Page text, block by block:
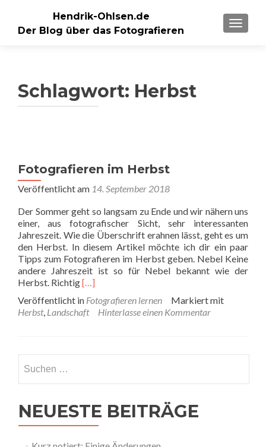
Hendrik-Ohlsen.de
Der Blog über das Fotografieren
Schlagwort: Herbst
Fotografieren im Herbst
Veröffentlicht am 14. September 2018
Der Sommer geht so langsam zu Ende und wir nähern uns
einer, aus fotografischer Sicht, sehr interessanten
Jahreszeit. Wie die Überschrift erahnen lässt, geht es um
den Herbst. In diesem Artikel möchte ich dir ein paar
Tipps zum Fotografieren im Herbst geben. Nebel Keine
andere Jahreszeit ist so für Nebel bekannt wie der
Herbst. RichtigRead
about
Fotografieren
[…]
Veröffentlicht in Fotografieren lernen
Markiert mit
Herbst, Landschaft Hinterlasse einen Kommentar
nach:
NEUESTE BEITRÄGE